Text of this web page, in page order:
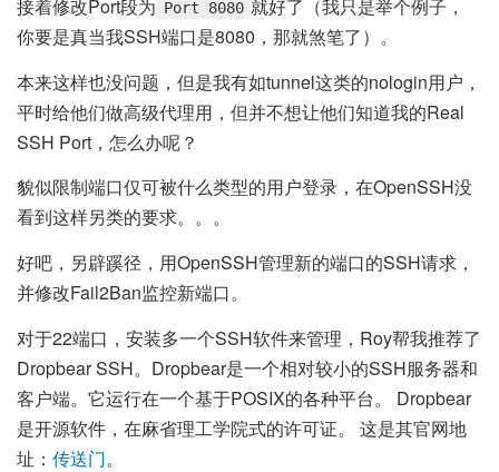
接着修改Port段为 Port 8080 就好了（我只是举个例子，
你要是真当我SSH端口是8080，那就煞笔了）。
本来这样也没问题，但是我有如tunnel这类的nologin用户，
平时给他们做高级代理用，但并不想让他们知道我的Real
SSH Port，怎么办呢？
貌似限制端口仅可被什么类型的用户登录，在OpenSSH没
看到这样另类的要求。。。
好吧，另辟蹊径，用OpenSSH管理新的端口的SSH请求，
并修改Fail2Ban监控新端口。
对于22端口，安装多一个SSH软件来管理，Roy帮我推荐了
Dropbear SSH。Dropbear是一个相对较小的SSH服务器和
客户端。它运行在一个基于POSIX的各种平台。 Dropbear
是开源软件，在麻省理工学院式的许可证。 这是其官网地
址： 传送门。